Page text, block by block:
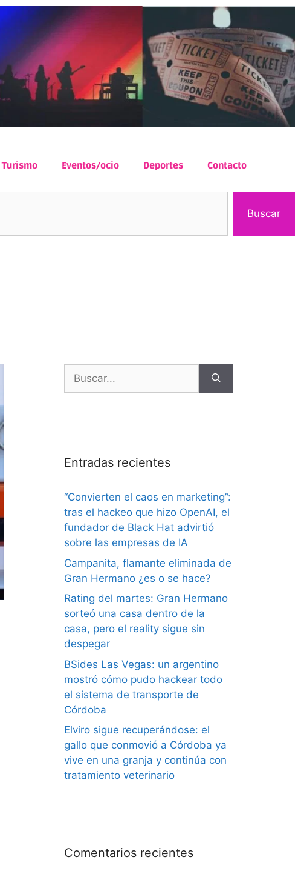
Turismo Eventos/ocio Deportes Contacto
Buscar
Entradas recientes
“Convierten el caos en marketing”:
tras el hackeo que hizo OpenAI, el
fundador de Black Hat advirtió
sobre las empresas de IA
Campanita, flamante eliminada de
Gran Hermano ¿es o se hace?
Rating del martes: Gran Hermano
sorteó una casa dentro de la
casa, pero el reality sigue sin
despegar
BSides Las Vegas: un argentino
mostró cómo pudo hackear todo
el sistema de transporte de
Córdoba
Elviro sigue recuperándose: el
gallo que conmovió a Córdoba ya
vive en una granja y continúa con
tratamiento veterinario
Comentarios recientes